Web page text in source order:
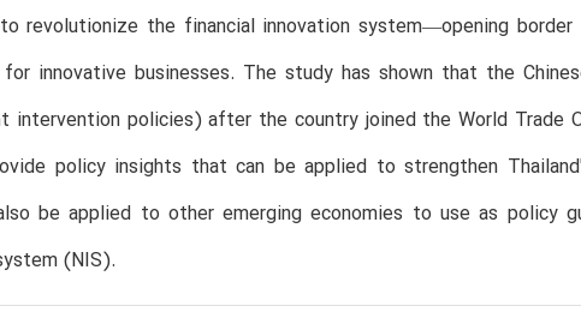
revolutionize the financial innovation system—opening
innovative businesses. The study has shown that the
intervention policies) after the country joined the World Trade
policy insights that can be applied to strengthen
be applied to other emerging economies to use as policy
(NIS).